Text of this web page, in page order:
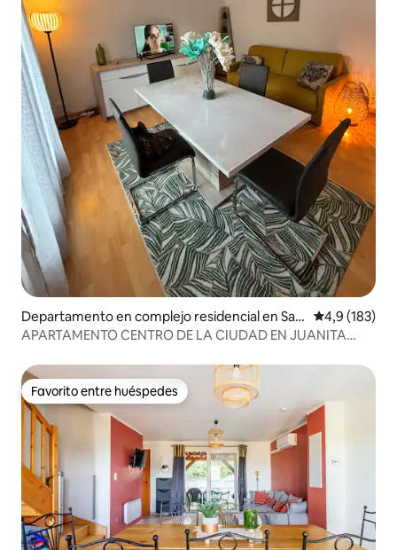
Departamento en complejo residencial en Sarl
at la Canéda
Calificación
4,9 (183)
APARTAMENTO CENTRO DE LA CIUDAD EN JUANITA
Favorito entre huéspedes
Favorito entre huéspedes